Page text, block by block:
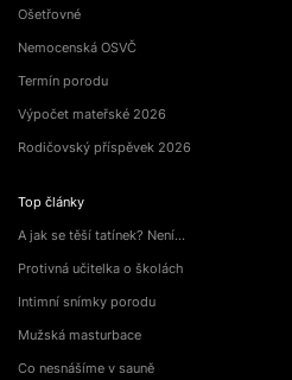
Ošetřovné
Nemocenská OSVČ
Termín porodu
Výpočet mateřské 2026
Rodičovský příspěvek 2026
Top články
A jak se těší tatínek? Není…
Protivná učitelka o školách
Intimní snímky porodu
Mužská masturbace
Co nesnášíme v sauně